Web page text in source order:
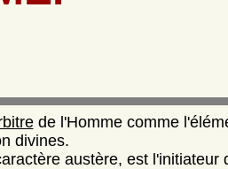
de l'Homme comme
divines.
austère, est l'initiateur